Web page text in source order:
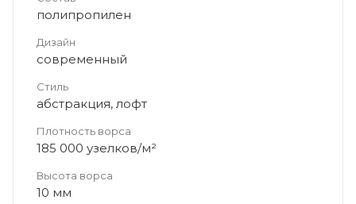
полипропилен
Дизайн
современный
Стиль
абстракция, лофт
Плотность ворса
185 000 узелков/м²
Высота ворса
10 мм